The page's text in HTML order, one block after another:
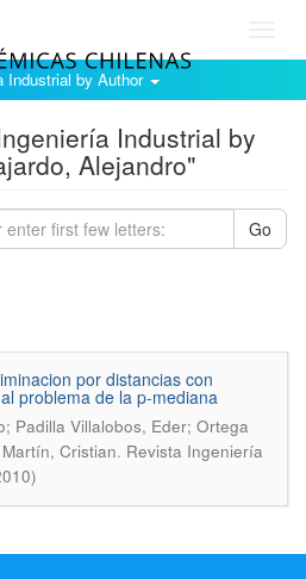
Industrial by Author
Industrial by
Alejandro"
Go
por distancias con
problema de la p-mediana
Padilla Villalobos, Eder; Ortega
Cristian. Revista Ingeniería